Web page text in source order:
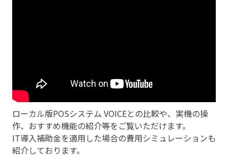
ローカル版POSシステム VOICEとの比較や、実機の操
作、おすすめ機能の紹介等をご覧いただけます。
IT導入補助金を適用した場合の費用シミュレーションも
紹介しております。